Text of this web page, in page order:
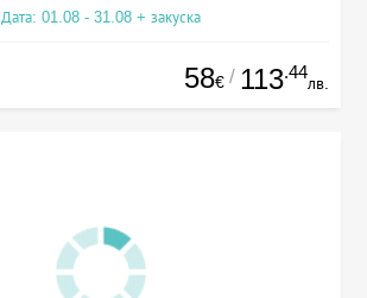
Дата: 01.08 - 31.08 + закуска
58€ / 113.44
лв.